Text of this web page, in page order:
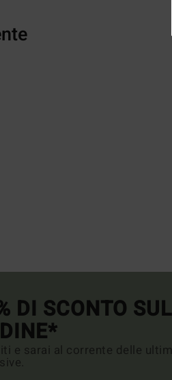
DI SCONTO
e sarai al corrente delle